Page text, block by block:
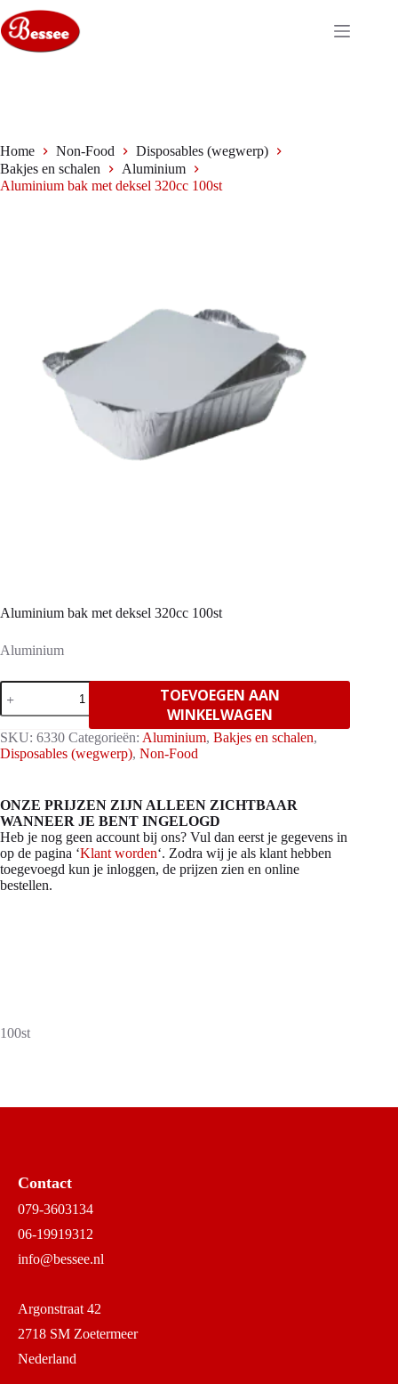
naar
de
inhoud
Home Non-Food
Disposables (wegwerp)
Bakjes en schalen
Aluminium
Aluminium bak met deksel 320cc 100st
Aluminium bak met deksel 320cc 100st
Aluminium
Aluminium
bak
met
deksel
320cc
100st
TOEVOEGEN AAN
WINKELWAGEN
SKU: 6330 Categorieën: Aluminium, Bakjes en schalen,
Disposables (wegwerp), Non-Food
ONZE PRIJZEN ZIJN ALLEEN ZICHTBAAR
WANNEER JE BENT INGELOGD
Heb je nog geen account bij ons? Vul dan eerst je gegevens in
op de pagina ‘Klant worden‘. Zodra wij je als klant hebben
toegevoegd kun je inloggen, de prijzen zien en online
bestellen.
100st
Contact
079-3603134
06-19919312
info@bessee.nl
Argonstraat 42
2718 SM Zoetermeer
Nederland